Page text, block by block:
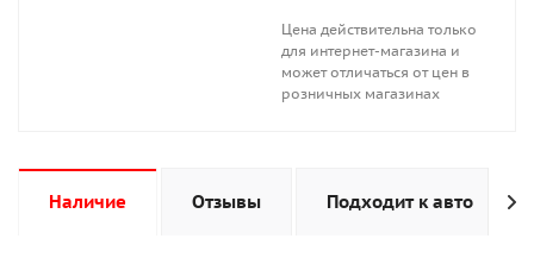
Цена действительна только
для интернет-магазина и
может отличаться от цен в
розничных магазинах
Наличие Отзывы Подходит к авто